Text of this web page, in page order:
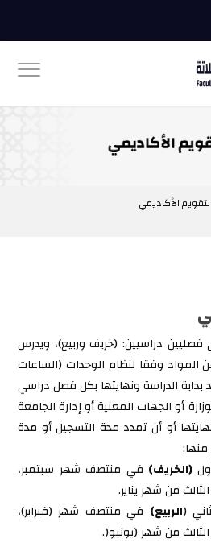
الأكاديمي
فصليين دراسيين: (خريف وربيع)، ويدرس
المواد وفقا لنظام الوحدات (الساعات
الدراسة ونهايتها بكل فصل دراسي
أو الجهات المعنية أو إدارة الجامعة
أو أن تمدد مدة التسجيل أو مدة
(الخريف) في منتصف شهر سبتمبر،
من شهر يناير.
(الربيع) في منتصف شهر (فبراير)،
من شهر (يونيو(.